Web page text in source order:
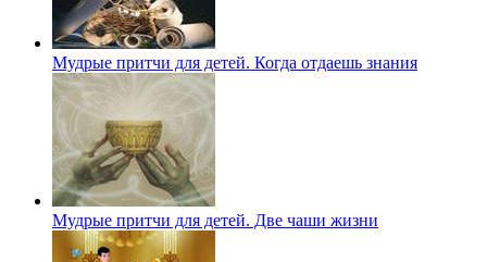
Мудрые притчи для детей. Когда отдаешь знания
Мудрые притчи для детей. Две чаши жизни